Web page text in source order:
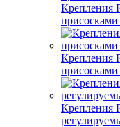
Крепления
Крепления
Крепления